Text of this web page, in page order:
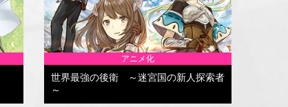
アニメ化
世界最強の後衛 ～迷宮国の新人探索者
～